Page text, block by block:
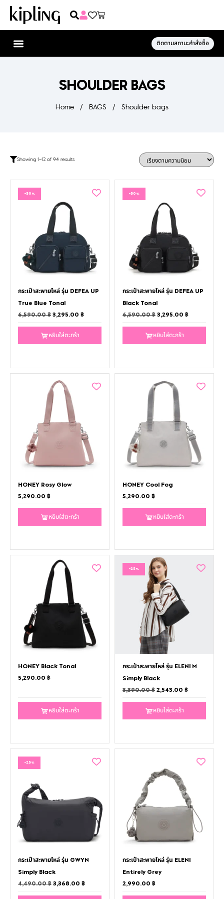
ติดตามสถานะคำสั่งซื้อ
SHOULDER BAGS
Home / BAGS / Shoulder bags
Showing 1–12 of 94 results
-50%
กระเป๋าสะพายไหล่ รุ่น DEFEA UP
True Blue Tonal
6,590.00฿ 3,295.00 ฿
หยิบใส่ตะกร้า
-50%
กระเป๋าสะพายไหล่ รุ่น DEFEA UP
Black Tonal
6,590.00฿ 3,295.00 ฿
หยิบใส่ตะกร้า
HONEY Rosy Glow
5,290.00 ฿
หยิบใส่ตะกร้า
HONEY Cool Fog
5,290.00 ฿
หยิบใส่ตะกร้า
HONEY Black Tonal
5,290.00 ฿
หยิบใส่ตะกร้า
-25%
กระเป๋าสะพายไหล่ รุ่น ELENI M
Simply Black
3,390.00฿ 2,543.00 ฿
หยิบใส่ตะกร้า
-25%
กระเป๋าสะพายไหล่ รุ่น GWYN
Simply Black
4,490.00฿ 3,368.00 ฿
กระเป๋าสะพายไหล่ รุ่น ELENI
Entirely Grey
2,990.00 ฿